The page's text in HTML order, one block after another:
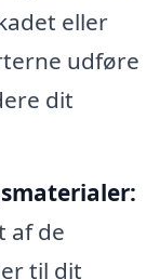
eller
udføre
dit
af de
til dit